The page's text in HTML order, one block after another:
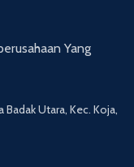
Yang
Badak Utara, Kec. Koja,